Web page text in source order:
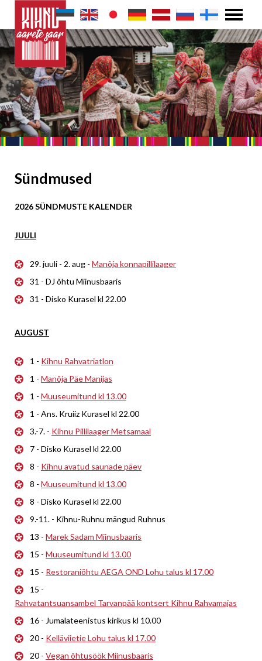
Sündmused
2026 SÜNDMUSTE KALENDER
JUULI
29. juuli - 2. aug - Manõja konnapillilaager
31 - DJ õhtu Miinusbaaris
31 - Disko Kurasel kl 22.00
AUGUST
1 - Kihnu Rahvatriatlon
1 - Manõja Päe Manijas
1 - Muuseumitund kl 13.00
1 - Ans. Kruiiz Kurasel kl 22.00
3.-7. - Kihnu Pillilaager Metsamaal
7 - Disko Kurasel kl 22.00
8 - Kihnu avatud saunade päev
8 - Muuseumitund kl 13.00
8 - Disko Kurasel kl 22.00
9.-11. - Kihnu-Ruhnu mängud Ruhnus
13 - Marek Sadam Miinusbaaris
15 - Muuseumitund kl 13.00
15 - Restoraniõhtu AEGA OND Lohu talus kl 17.00
15 -
Rahvatantsuansambel Tarvanpää kontsert Kihnu Rahvamajas
16 - Jumalateenistus kirikus kl 10.00
20 - Kelläviietie Lohu talus kl 17.00
20 - Vegan õhtusöök Miinusbaaris